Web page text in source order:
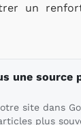
un
une source
site dans
plus